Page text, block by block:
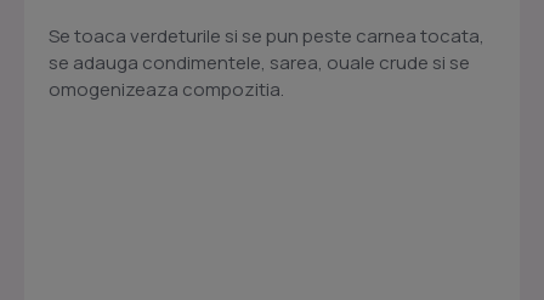
Se toaca verdeturile si se pun peste carnea tocata,
se adauga condimentele, sarea, ouale crude si se
omogenizeaza compozitia.